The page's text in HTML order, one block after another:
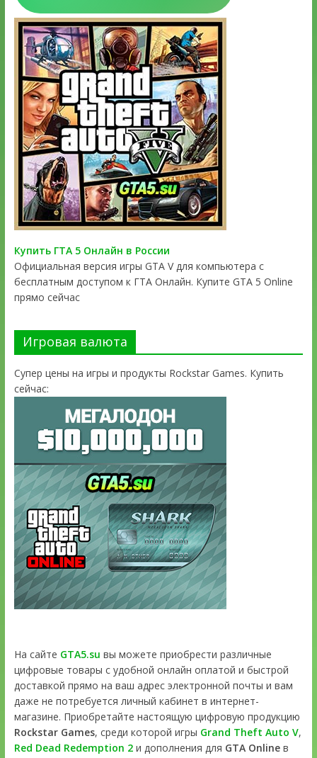
Купить ГТА 5 Онлайн в России
Официальная версия игры GTA V для компьютера с
бесплатным доступом к ГТА Онлайн. Купите GTA 5 Online
прямо сейчас
Игровая валюта
Супер цены на игры и продукты Rockstar Games. Купить
сейчас:
На сайте GTA5.su вы можете приобрести различные
цифровые товары с удобной онлайн оплатой и быстрой
доставкой прямо на ваш адрес электронной почты и вам
даже не потребуется личный кабинет в интернет-
магазине. Приобретайте настоящую цифровую продукцию
Rockstar Games, среди которой игры Grand Theft Auto V,
Red Dead Redemption 2и дополнения для GTA Onlineв